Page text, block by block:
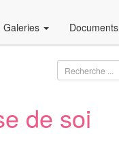
Galeries Documents
de soi